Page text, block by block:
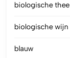
biologische thee
biologische wijn
blauw